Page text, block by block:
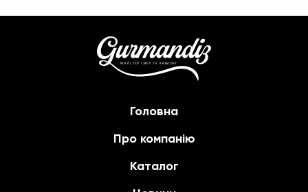
Головна
Про компанію
Каталог